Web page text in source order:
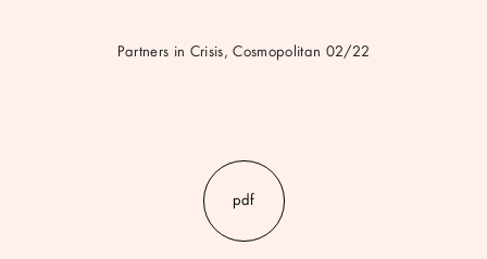
Partners in Crisis, Cosmopolitan 02/22
pdf